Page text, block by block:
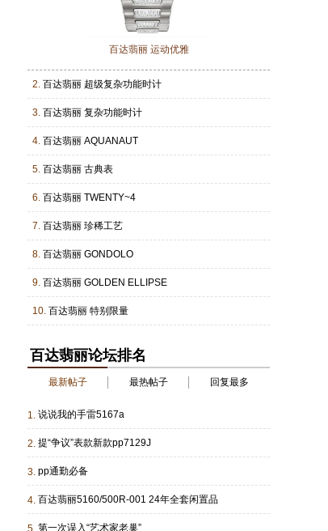
百达翡丽 运动优雅
2. 百达翡丽 超级复杂功能时计
3. 百达翡丽 复杂功能时计
4. 百达翡丽 AQUANAUT
5. 百达翡丽 古典表
6. 百达翡丽 TWENTY~4
7. 百达翡丽 珍稀工艺
8. 百达翡丽 GONDOLO
9. 百达翡丽 GOLDEN ELLIPSE
10. 百达翡丽 特别限量
百达翡丽论坛排名
最新帖子 最热帖子 回复最多
1. 说说我的手雷5167a
2. 提“争议”表款新款pp7129J
3. pp通勤必备
4. 百达翡丽5160/500R-001 24年全套闲置品
5. 第一次误入“艺术家老巢”